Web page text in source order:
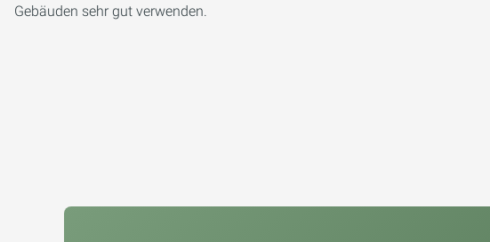
Gebäuden sehr gut verwenden.